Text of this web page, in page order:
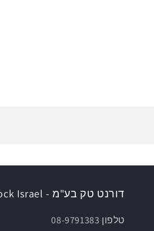
דורנט טק בע"מ - Delock Israel
טלפון 08-9791383